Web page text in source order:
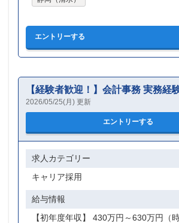
【経験者歓迎！】会計事務 実務経
2026/05/25(月) 更新
求人カテゴリー
キャリア採用
給与情報
【初年度年収】 430万円～630万円（